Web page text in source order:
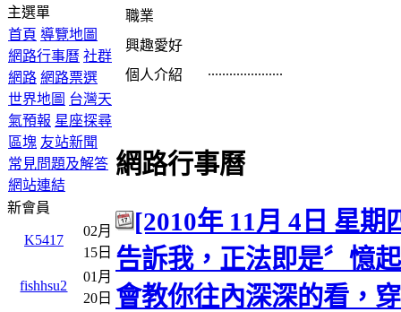
主選單
首頁 導覽地圖
網路行事曆 社群
網路 網路票選
世界地圖 台灣天
氣預報 星座探尋
區塊 友站新聞
常見問題及解答
網站連結
新會員
K5417
02月
15日
fishhsu2
01月
20日
職業
興趣愛好
個人介紹
.....................
網路行事曆
[2010年 11月 4日 星期
告訴我，正法即是〞憶
會教你往內深深的看，